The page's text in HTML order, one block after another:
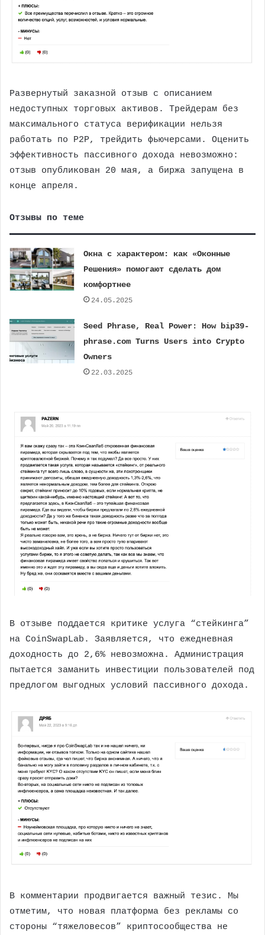
Развернутый заказной отзыв с описанием
недоступных торговых активов. Трейдерам без
максимального статуса верификации нельзя
работать по P2P, трейдить фьючерсами. Оценить
эффективность пассивного дохода невозможно:
отзыв опубликован 20 мая, а биржа запущена в
конце апреля.
Отзывы по теме
Окна с характером: как «Оконные
Решения» помогают сделать дом
комфортнее
24.05.2025
Seed Phrase, Real Power: How bip39-
phrase.com Turns Users into Crypto
Owners
22.03.2025
В отзыве поддается критике услуга “стейкинга”
на ​​CoinSwapLab. Заявляется, что ежедневная
доходность до 2,6% невозможна. Администрация
пытается заманить инвестиции пользователей под
предлогом выгодных условий пассивного дохода.
В комментарии продвигается важный тезис. Мы
отметим, что новая платформа без рекламы со
стороны “тяжеловесов” криптосообщества не